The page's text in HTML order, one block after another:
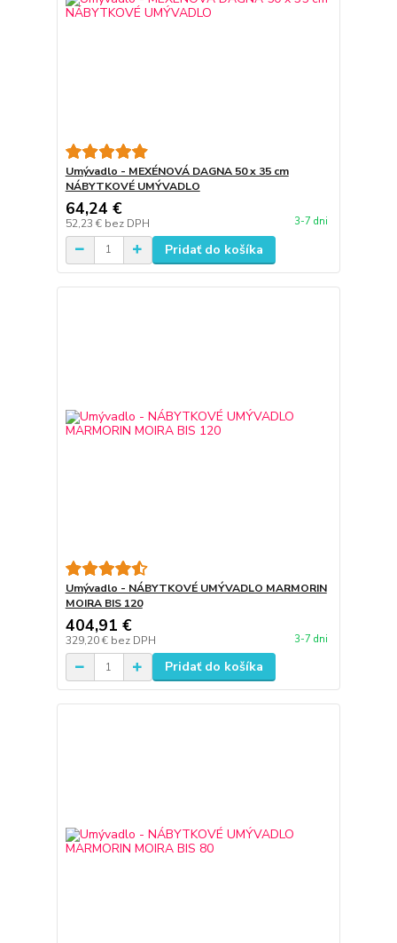
Umývadlo - MEXÉNOVÁ DAGNA 50 x 35 cm
NÁBYTKOVÉ UMÝVADLO
64,24 €
52,23 € bez DPH 3-7 dni
Pridať do košíka
Umývadlo - NÁBYTKOVÉ UMÝVADLO MARMORIN
MOIRA BIS 120
404,91 €
329,20 € bez DPH 3-7 dni
Pridať do košíka